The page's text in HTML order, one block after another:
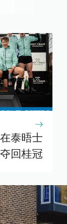
泰晤士
回桂冠